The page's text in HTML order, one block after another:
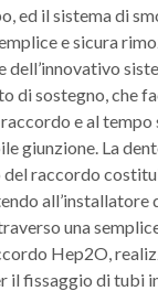
ed il sistema di
e sicura
dell’innovativo
di sostegno, che
e al tempo
giunzione. La
raccordo
una
Hep2O,
il fissaggio di tubi